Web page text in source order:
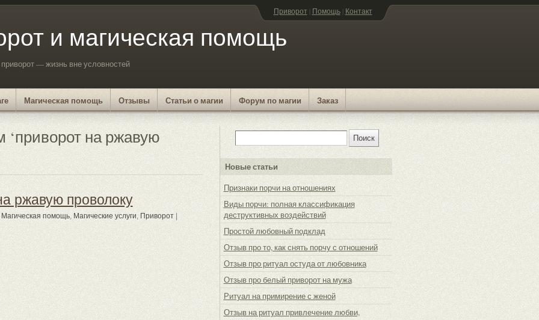
Приворот | Помощь| Контакт
и магическая помощь
— жизнь вне условностей
Магическая помощь Отзывы Статьи о магии Форум по магии Заказ
‘приворот на ржавую
ржавую проволоку
Магическая помощь, Магические услуги Приворот|
Новые статьи
Признаки порчи на отношениях
Виды порчи: полная классификация
деструктивных воздействий
Простой любовный подклад
Отзыв про то, как снять порчу с отношений
Отзыв про ритуал остуда от любовника
Отзыв про белый приворот на мужа
Ритуал на примирение с женой
Отзыв на ритуал привлечение любви,